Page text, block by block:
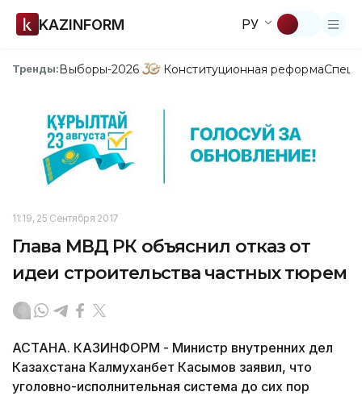
KAZINFORM РУ
Тренды:Выборы-2026 Конституционная реформа
11:19, 25 Сентября 2017
Глава МВД РК объяснил отказ от
идеи строительства частных тюрем
АСТАНА. КАЗИНФОРМ - Министр внутренних дел
Казахстана Калмуханбет Касымов заявил, что
уголовно-исполнительная система до сих пор